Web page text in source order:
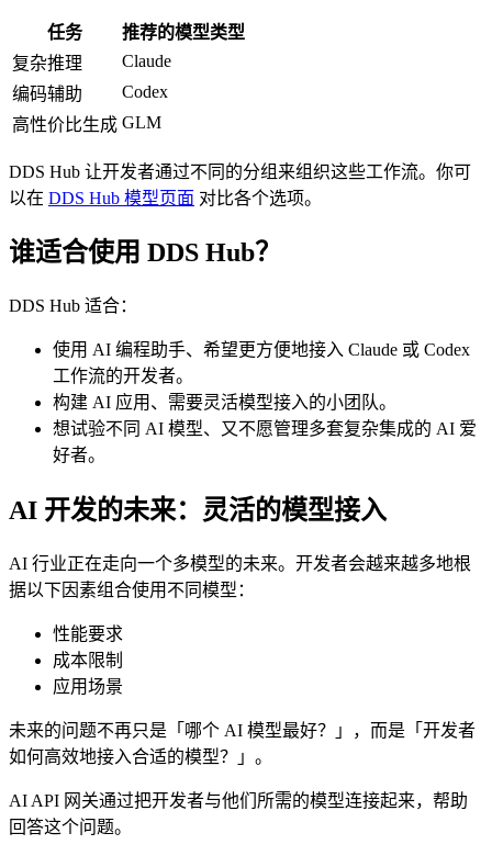
任务
推荐的模型类型
复杂推理
Claude
编码辅助
Codex
高性价比生成 GLM
DDS Hub 让开发者通过不同的分组来组织这些工作流。你可
以在 DDS Hub 模型页面 对比各个选项。
谁适合使用 DDS Hub？
DDS Hub 适合：
使用 AI 编程助手、希望更方便地接入 Claude 或 Codex
工作流的开发者。
构建 AI 应用、需要灵活模型接入的小团队。
想试验不同 AI 模型、又不愿管理多套复杂集成的 AI 爱
好者。
AI 开发的未来：灵活的模型接入
AI 行业正在走向一个多模型的未来。开发者会越来越多地根
据以下因素组合使用不同模型：
性能要求
成本限制
应用场景
未来的问题不再只是「哪个 AI 模型最好？」，而是「开发者
如何高效地接入合适的模型？」。
AI API 网关通过把开发者与他们所需的模型连接起来，帮助
回答这个问题。